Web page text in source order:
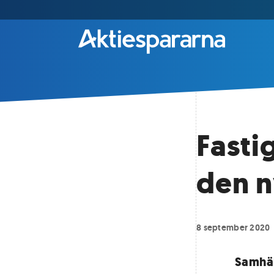
den
8 september 2020